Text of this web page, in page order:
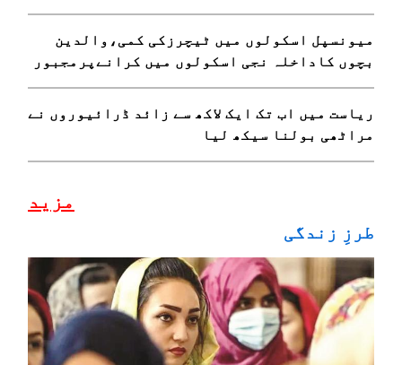
طرزِ زندگی
میونسپل اسکولوں میں ٹیچرزکی کمی،والدین
بچوں کاداخلہ نجی اسکولوں میں کرانےپرمجبور
ریاست میں اب تک ایک لاکھ سے زائد ڈرائیوروں نے
مراٹھی بولنا سیکھ لیا
مزید